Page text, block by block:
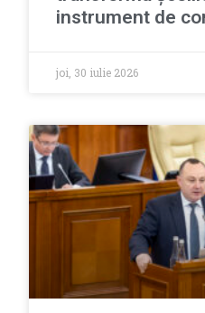
instrument de
joi, 30 iulie 2026